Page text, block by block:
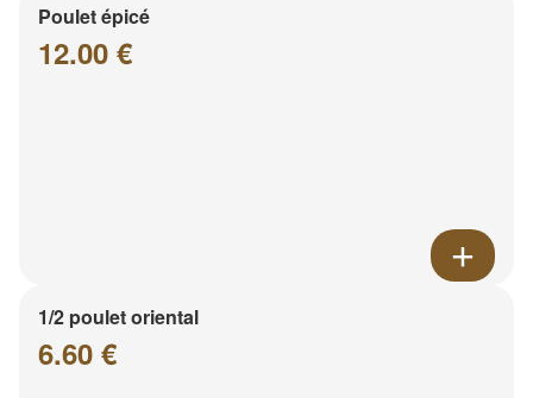
Poulet épicé
12.00 €
1/2 poulet oriental
6.60 €